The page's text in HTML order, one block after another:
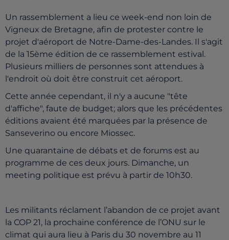
Un rassemblement a lieu ce week-end non loin de
Vigneux de Bretagne, afin de protester contre le
projet d'aéroport de Notre-Dame-des-Landes. Il s'agit
de la 15ème édition de ce rassemblement estival.
Plusieurs milliers de personnes sont attendues à
l'endroit où doit être construit cet aéroport.
Cette année cependant, il n'y a aucune "tête
d'affiche", faute de budget; alors que les précédentes
éditions avaient été marquées par la présence de
Sanseverino ou encore Miossec.
Une quarantaine de débats et de forums est au
programme de ces deux jours. Dimanche, un
meeting politique est prévu à partir de 10h30.
Les militants réclament l’abandon de ce projet avant
la COP 21, la prochaine conférence de l’ONU sur le
climat qui aura lieu à Paris du 30 novembre au 11